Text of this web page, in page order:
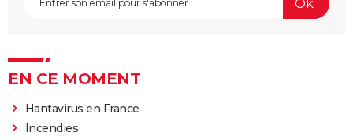
EN CE MOMENT
Hantavirus en France
Incendies